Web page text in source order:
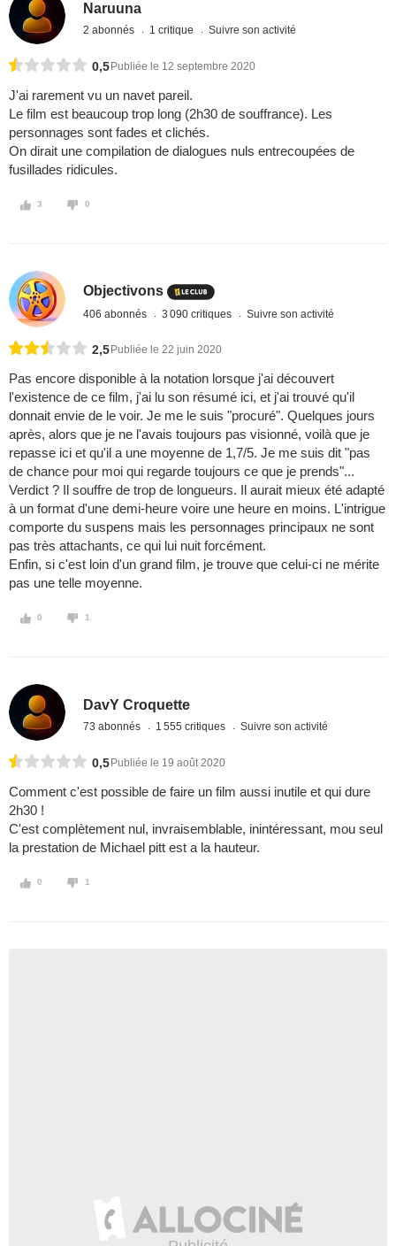
Naruuna
2 abonnés 1 critique Suivre son activité
0,5 Publiée le 12 septembre 2020
J'ai rarement vu un navet pareil.
Le film est beaucoup trop long (2h30 de souffrance). Les
personnages sont fades et clichés.
On dirait une compilation de dialogues nuls entrecoupées de
fusillades ridicules.
3 0
Objectivons
406 abonnés 3 090 critiques Suivre son activité
2,5 Publiée le 22 juin 2020
Pas encore disponible à la notation lorsque j'ai découvert
l'existence de ce film, j'ai lu son résumé ici, et j'ai trouvé qu'il
donnait envie de le voir. Je me le suis "procuré". Quelques jours
après, alors que je ne l'avais toujours pas visionné, voilà que je
repasse ici et qu'il a une moyenne de 1,7/5. Je me suis dit "pas
de chance pour moi qui regarde toujours ce que je prends"...
Verdict ? Il souffre de trop de longueurs. Il aurait mieux été adapté
à un format d'une demi-heure voire une heure en moins. L'intrigue
comporte du suspens mais les personnages principaux ne sont
pas très attachants, ce qui lui nuit forcément.
Enfin, si c'est loin d'un grand film, je trouve que celui-ci ne mérite
pas une telle moyenne.
0 1
DavY Croquette
73 abonnés 1 555 critiques Suivre son activité
0,5 Publiée le 19 août 2020
Comment c'est possible de faire un film aussi inutile et qui dure
2h30 !
C'est complètement nul, invraisemblable, inintéressant, mou seul
la prestation de Michael pitt est a la hauteur.
0 1